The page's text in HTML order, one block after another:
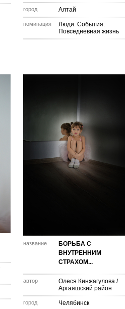
город Алтай
номинация
Люди. События.
Повседневная жизнь
название
БОРЬБА С
ВНУТРЕННИМ
СТРАХОМ...
автор Олеся Кинжагулова /
Аргаяшский район
город Челябинск